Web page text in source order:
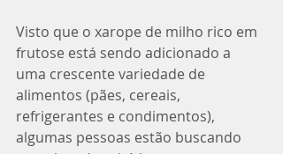
Visto que o xarope de milho rico em
frutose está sendo adicionado a
uma crescente variedade de
alimentos (pães, cereais,
refrigerantes e condimentos),
algumas pessoas estão buscando